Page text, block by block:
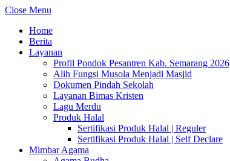
Close Menu
Home
Berita
Layanan
Profil Pondok Pesantren Kab. Semarang 2026
Alih Fungsi Musola Menjadi Masjid
Dokumen Pindah Sekolah
Layanan Bimas Kristen
Lagu Merdu
Produk Halal
Sertifikasi Produk Halal | Reguler
Sertifikasi Produk Halal | Self Declare
Mimbar Agama